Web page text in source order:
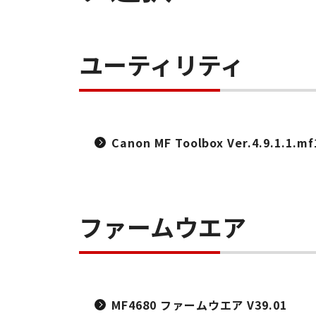
ユーティリティ
Canon MF Toolbox
ファームウエア
MF4680 ファームウエア V39.01